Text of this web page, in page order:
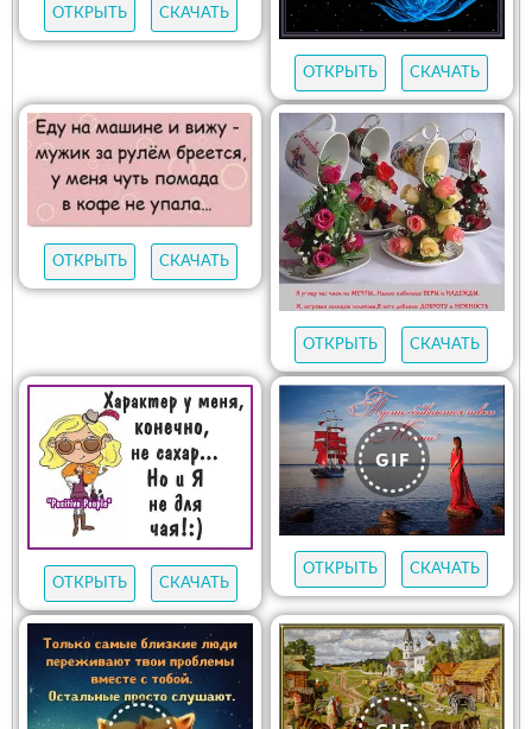
ОТКРЫТЬ СКАЧАТЬ
ОТКРЫТЬ СКАЧАТЬ
ОТКРЫТЬ СКАЧАТЬ
ОТКРЫТЬ СКАЧАТЬ
ОТКРЫТЬ СКАЧАТЬ
ОТКРЫТЬ СКАЧАТЬ